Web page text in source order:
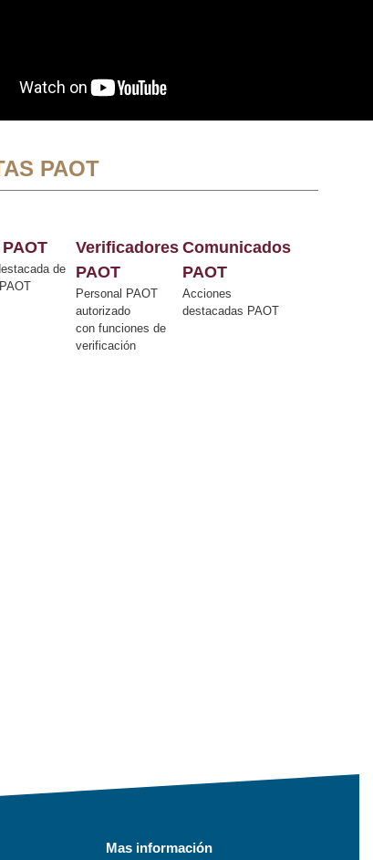
PAOT
de
Verificadores
PAOT
Personal PAOT
autorizado
con funciones de
verificación
Comunicados
PAOT
Acciones
destacadas PAOT
Mas información